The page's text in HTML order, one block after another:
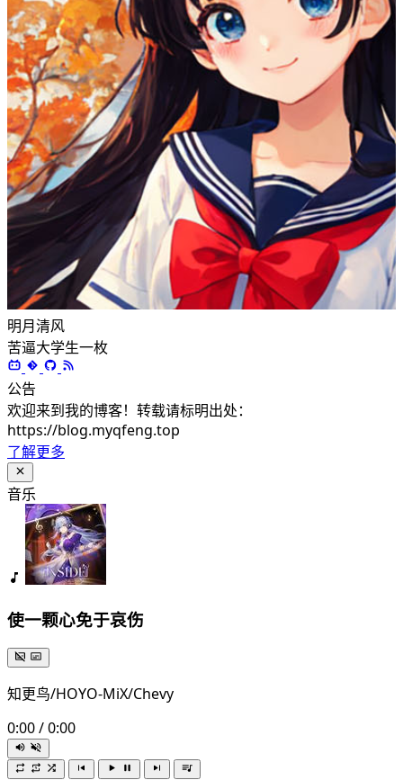
明月清风
苦逼大学生一枚
公告
欢迎来到我的博客！转载请标明出处：
https://blog.myqfeng.top
了解更多
音乐
使一颗心免于哀伤
知更鸟/HOYO-MiX/Chevy
0:00/0:00